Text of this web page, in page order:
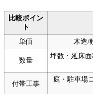
比較ポイン
ト
単価 木造/
数量
坪数・延床
付帯工事
庭・駐車場